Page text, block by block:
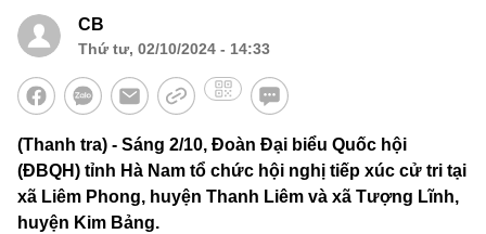
CB
Thứ tư, 02/10/2024 - 14:33
(Thanh tra) - Sáng 2/10, Đoàn Đại biểu Quốc hội
(ĐBQH) tỉnh Hà Nam tổ chức hội nghị tiếp xúc cử tri tại
xã Liêm Phong, huyện Thanh Liêm và xã Tượng Lĩnh,
huyện Kim Bảng.